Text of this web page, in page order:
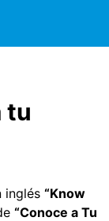
tu
inglés “Know
“Conoce a Tu